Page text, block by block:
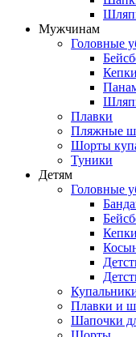
Мужчинам
Головные
Кепки
Плавки
Пляжные
Шорты
Туники
Детям
Головные
Кепки
Плавки и
Шапочки